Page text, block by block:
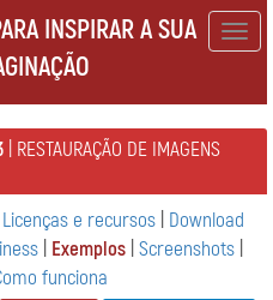
INSPIRAR A SUA
| RESTAURAÇÃO DE IMAGENS
Licenças e recursos| Download
| Exemplos| Screenshots|
funciona